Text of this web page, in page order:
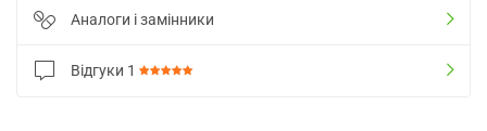
Аналоги і замінники
Відгуки 1